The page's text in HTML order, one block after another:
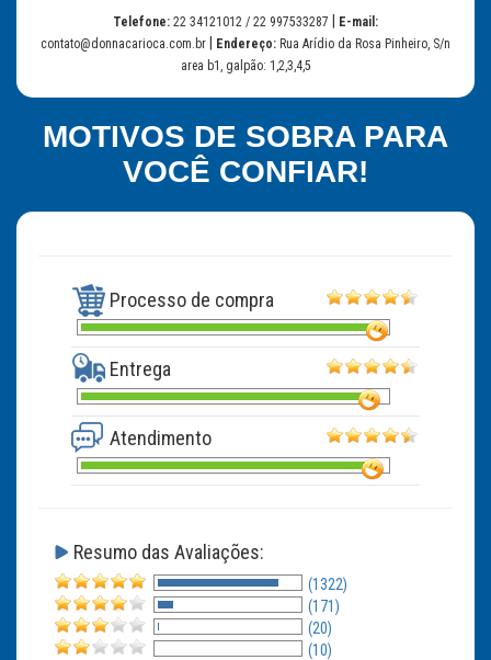
Telefone: 22 34121012 / 22 997533287
E-mail:
contato@donnacarioca.com.br
Endereço: Rua Arídio da Rosa Pinheiro, S/n
area b1, galpão: 1,2,3,4,5
MOTIVOS DE SOBRA PARA
VOCÊ CONFIAR!
Processo de compra
Entrega
Atendimento
Resumo das Avaliações:
(1322)
(171)
(20)
(10)